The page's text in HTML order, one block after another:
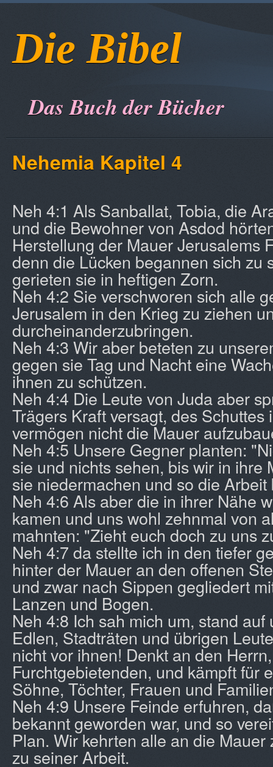
Die Bibel
Das Buch der Bücher
Nehemia Kapitel 4
Neh 4:1 Als Sanballat, Tobia, die
und die Bewohner von Asdod
Herstellung der Mauer Jerusalems
denn die Lücken begannen sich zu
gerieten sie in heftigen Zorn.
Neh 4:2 Sie verschworen sich alle
Jerusalem in den Krieg zu ziehen
durcheinanderzubringen.
Neh 4:3 Wir aber beteten zu
gegen sie Tag und Nacht eine
ihnen zu schützen.
Neh 4:4 Die Leute von Juda aber
Trägers Kraft versagt, des Schuttes
vermögen nicht die Mauer
Neh 4:5 Unsere Gegner planten:
sie und nichts sehen, bis wir in ihre
sie niedermachen und so die
Neh 4:6 Als aber die in ihrer Nähe
kamen und uns wohl zehnmal von
mahnten: "Zieht euch doch zu uns
Neh 4:7 da stellte ich in den tiefer
hinter der Mauer an den offenen
und zwar nach Sippen gegliedert
Lanzen und Bogen.
Neh 4:8 Ich sah mich um, stand
Edlen, Stadträten und übrigen
nicht vor ihnen! Denkt an den
Furchtgebietenden, und kämpft für
Söhne, Töchter, Frauen und
Neh 4:9 Unsere Feinde erfuhren,
bekannt geworden war, und so
Plan. Wir kehrten alle an die Mauer
zu seiner Arbeit.